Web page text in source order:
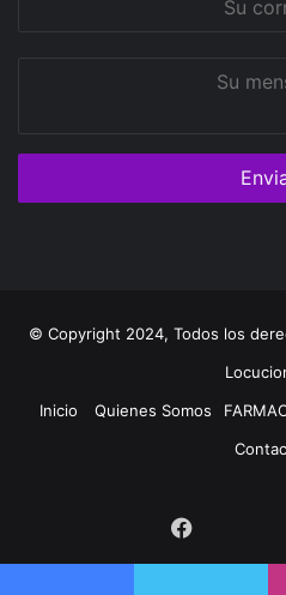
© Copyright 2024, Todos los
Inicio
Quienes Somos